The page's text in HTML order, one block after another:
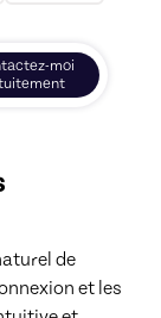
moi
de
et les